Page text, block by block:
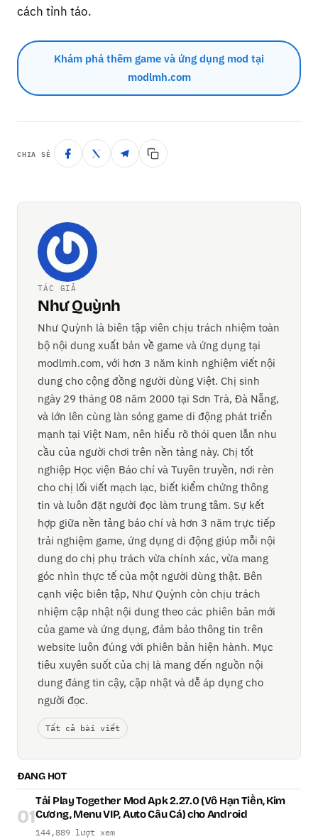
cách tỉnh táo.
Khám phá thêm game và ứng dụng mod tại
modlmh.com
CHIA SẺ
TÁC GIẢ
Như Quỳnh
Như Quỳnh là biên tập viên chịu trách nhiệm toàn
bộ nội dung xuất bản về game và ứng dụng tại
modlmh.com, với hơn 3 năm kinh nghiệm viết nội
dung cho cộng đồng người dùng Việt. Chị sinh
ngày 29 tháng 08 năm 2000 tại Sơn Trà, Đà Nẵng,
và lớn lên cùng làn sóng game di động phát triển
mạnh tại Việt Nam, nên hiểu rõ thói quen lẫn nhu
cầu của người chơi trên nền tảng này. Chị tốt
nghiệp Học viện Báo chí và Tuyên truyền, nơi rèn
cho chị lối viết mạch lạc, biết kiểm chứng thông
tin và luôn đặt người đọc làm trung tâm. Sự kết
hợp giữa nền tảng báo chí và hơn 3 năm trực tiếp
trải nghiệm game, ứng dụng di động giúp mỗi nội
dung do chị phụ trách vừa chính xác, vừa mang
góc nhìn thực tế của một người dùng thật. Bên
cạnh việc biên tập, Như Quỳnh còn chịu trách
nhiệm cập nhật nội dung theo các phiên bản mới
của game và ứng dụng, đảm bảo thông tin trên
website luôn đúng với phiên bản hiện hành. Mục
tiêu xuyên suốt của chị là mang đến nguồn nội
dung đáng tin cậy, cập nhật và dễ áp dụng cho
người đọc.
Tất cả bài viết
ĐANG HOT
01
Tải Play Together Mod Apk 2.27.0 (Vô Hạn Tiền, Kim
Cương, Menu VIP, Auto Câu Cá) cho Android
144,889 lượt xem